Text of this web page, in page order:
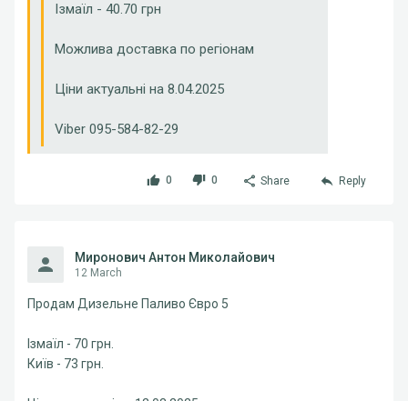
Ізмаїл - 40.70 грн
Можлива доставка по регіонам
Ціни актуальні на 8.04.2025
Viber 095-584-82-29
0 0 Share Reply
Миронович Антон Миколайович
12 March
Продам Дизельне Паливо Євро 5
Ізмаїл - 70 грн.
Київ - 73 грн.